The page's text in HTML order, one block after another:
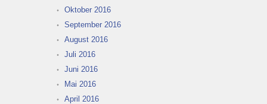
Oktober 2016
September 2016
August 2016
Juli 2016
Juni 2016
Mai 2016
April 2016